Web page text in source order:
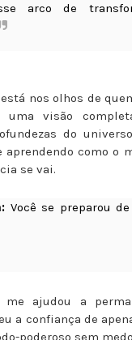
arco de
nos olhos de
visão
do
aprendendo como o
se vai.
Você se preparou
me ajudou a
a confiança de
poderoso sem